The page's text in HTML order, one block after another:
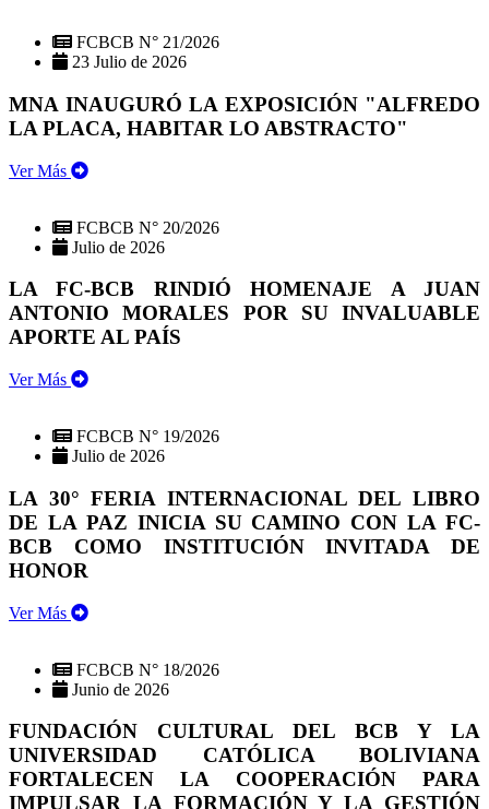
FCBCB N° 21/2026
23 Julio de 2026
MNA INAUGURÓ LA EXPOSICIÓN "ALFREDO
LA PLACA, HABITAR LO ABSTRACTO"
Ver Más
FCBCB N° 20/2026
Julio de 2026
LA FC-BCB RINDIÓ HOMENAJE A JUAN
ANTONIO MORALES POR SU INVALUABLE
APORTE AL PAÍS
Ver Más
FCBCB N° 19/2026
Julio de 2026
LA 30° FERIA INTERNACIONAL DEL LIBRO
DE LA PAZ INICIA SU CAMINO CON LA FC-
BCB COMO INSTITUCIÓN INVITADA DE
HONOR
Ver Más
FCBCB N° 18/2026
Junio de 2026
FUNDACIÓN CULTURAL DEL BCB Y LA
UNIVERSIDAD CATÓLICA BOLIVIANA
FORTALECEN LA COOPERACIÓN PARA
IMPULSAR LA FORMACIÓN Y LA GESTIÓN